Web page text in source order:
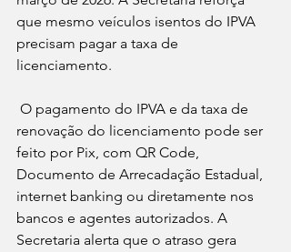
que mesmo veículos isentos do IPVA
precisam pagar a taxa de
licenciamento.
renovação do licenciamento pode ser
feito por Pix, com QR Code,
Documento de Arrecadação Estadual,
internet banking ou diretamente nos
bancos e agentes autorizados. A
Secretaria alerta que o atraso gera